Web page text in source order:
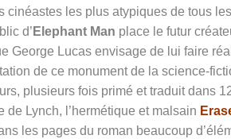
cinéastes les plus atypiques de tous
d’ Elephant Man place le futur
George Lucas envisage de lui faire
de ce monument de la science-
plusieurs fois primé et traduit dans
de Lynch, l’hermétique et malsain
les pages du roman beaucoup